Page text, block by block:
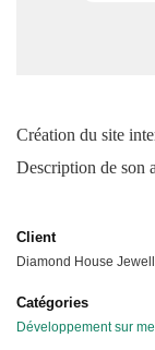
Création du site
Description de son
Client
Diamond House
Catégories
Développement sur